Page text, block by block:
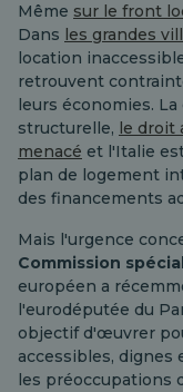
Même sur le front
Dans les grandes
location
retrouvent
leurs économies.
structurelle, le droit
menacé et l'Italie
plan de logement
des financements
Mais l'urgence
Commission
européen a
l'eurodéputée du
objectif d'œuvrer
accessibles, dignes
les préoccupations